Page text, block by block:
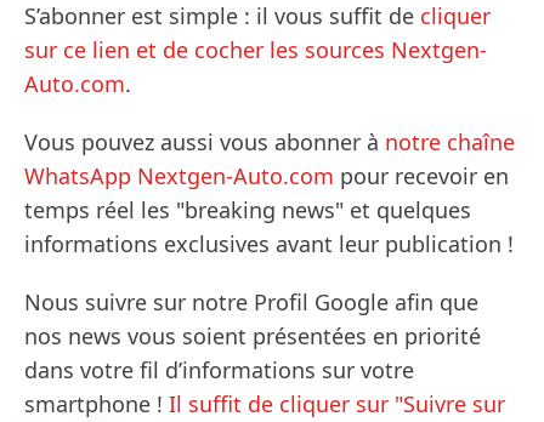
S’abonner est simple : il vous suffit de cliquer
sur ce lien et de cocher les sources Nextgen-
Auto.com.
Vous pouvez aussi vous abonner à notre chaîne
WhatsApp Nextgen-Auto.com pour recevoir en
temps réel les "breaking news" et quelques
informations exclusives avant leur publication !
Nous suivre sur notre Profil Google afin que
nos news vous soient présentées en priorité
dans votre fil d’informations sur votre
smartphone ! Il suffit de cliquer sur "Suivre sur